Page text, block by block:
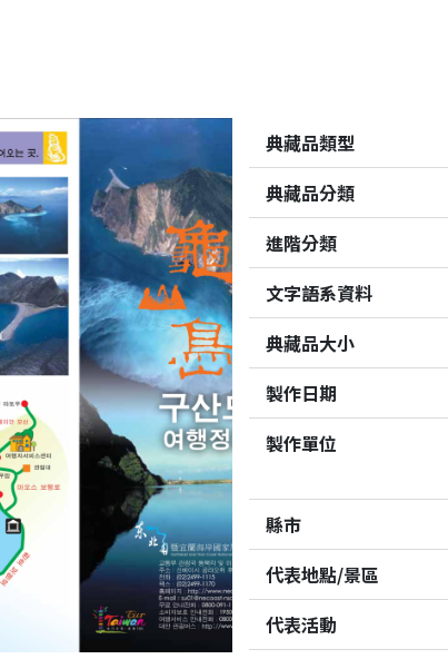
典藏品類型
典藏品分類
進階分類
文字語系資料
典藏品大小
製作日期
製作單位
縣市
代表地點/景區
代表活動